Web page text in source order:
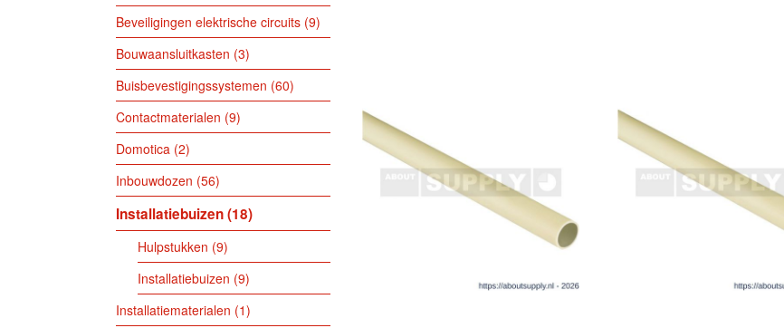
Beveiligingen elektrische circuits 9
Bouwaansluitkasten 3
Buisbevestigingssystemen 60
Contactmaterialen 9
Domotica 2
Inbouwdozen 56
Installatiebuizen 18
Hulpstukken 9
Installatiebuizen 9
Installatiematerialen 1